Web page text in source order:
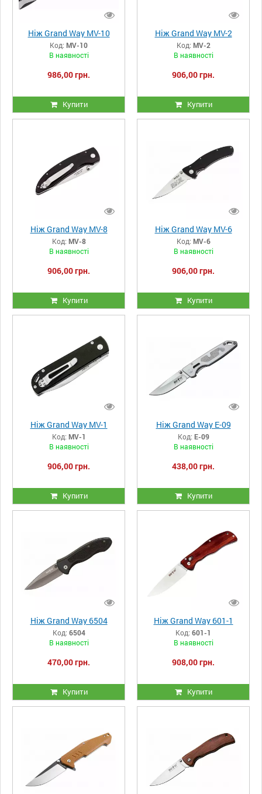
Ніж Grand Way MV-10
Код: MV-10
В наявності
986,00 грн.
Купити
Ніж Grand Way MV-2
Код: MV-2
В наявності
906,00 грн.
Купити
Ніж Grand Way MV-8
Код: MV-8
В наявності
906,00 грн.
Купити
Ніж Grand Way MV-6
Код: MV-6
В наявності
906,00 грн.
Купити
Ніж Grand Way MV-1
Код: MV-1
В наявності
906,00 грн.
Купити
Ніж Grand Way E-09
Код: E-09
В наявності
438,00 грн.
Купити
Ніж Grand Way 6504
Код: 6504
В наявності
470,00 грн.
Купити
Ніж Grand Way 601-1
Код: 601-1
В наявності
908,00 грн.
Купити